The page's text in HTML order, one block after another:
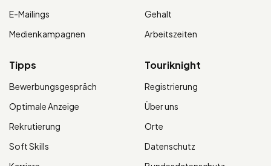
E-Mailings
Medienkampagnen
Gehalt
Arbeitszeiten
Tipps
Bewerbungsgespräch
Optimale Anzeige
Rekrutierung
Soft Skills
Touriknight
Registrierung
Über uns
Orte
Datenschutz